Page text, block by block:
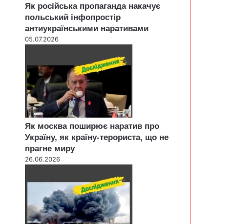
Як російська пропаганда накачує
польський інфопростір
антиукраїнськими наративами
05.07.2026
Як москва поширює наратив про
Україну, як країну-терориста, що не
прагне миру
26.06.2026